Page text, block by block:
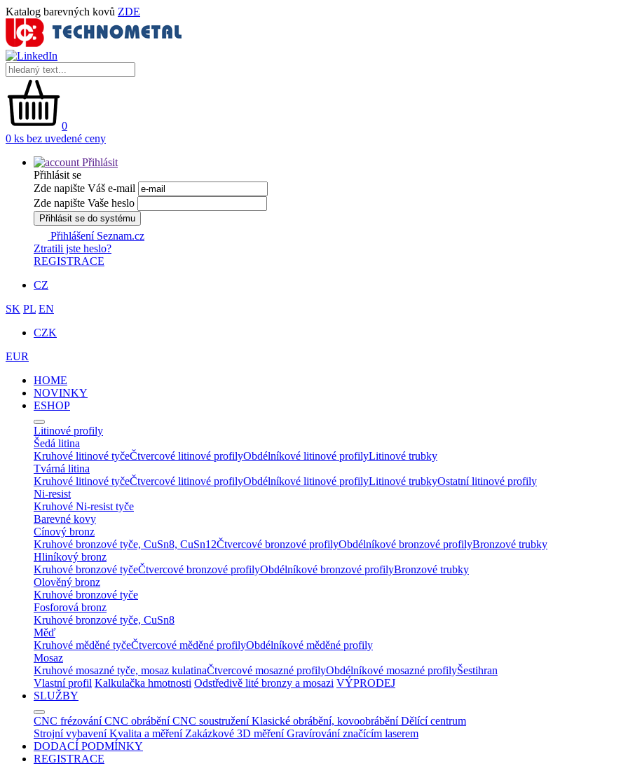
Katalog barevných kovů ZDE
0
0 ks bez uvedené ceny
Přihlásit
Přihlásit se
Zde napište Váš e-mail
Zde napište Vaše heslo
Přihlásit se do systému
Přihlášení Seznam.cz
Ztratili jste heslo?
REGISTRACE
CZ
SK PL EN
CZK
EUR
HOME
NOVINKY
ESHOP
Litinové profily
Šedá litina
Kruhové litinové tyčeČtvercové litinové profilyObdélníkové litinové profilyLitinové trubky
Tvárná litina
Kruhové litinové tyčeČtvercové litinové profilyObdélníkové litinové profilyLitinové trubkyOstatní litinové profily
Ni-resist
Kruhové Ni-resist tyče
Barevné kovy
Cínový bronz
Kruhové bronzové tyče, CuSn8, CuSn12Čtvercové bronzové profilyObdélníkové bronzové profilyBronzové trubky
Hliníkový bronz
Kruhové bronzové tyčeČtvercové bronzové profilyObdélníkové bronzové profilyBronzové trubky
Olověný bronz
Kruhové bronzové tyče
Fosforová bronz
Kruhové bronzové tyče, CuSn8
Měď
Kruhové měděné tyčeČtvercové měděné profilyObdélníkové měděné profily
Mosaz
Kruhové mosazné tyče, mosaz kulatinaČtvercové mosazné profilyObdélníkové mosazné profilyŠestihran
Vlastní profil Kalkulačka hmotnosti Odstředivě lité bronzy a mosazi VÝPRODEJ
SLUŽBY
CNC frézování CNC obrábění CNC soustružení Klasické obrábění, kovoobrábění Dělící centrum
Strojní vybavení Kvalita a měření Zakázkové 3D měření Gravírování značícím laserem
DODACÍ PODMÍNKY
REGISTRACE